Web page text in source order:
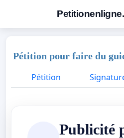
Pétition pour faire du
Pétition
Publicité